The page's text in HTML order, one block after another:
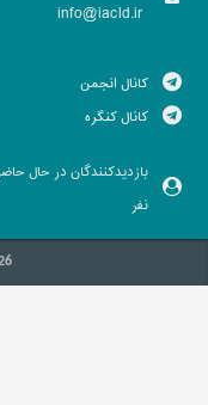
info@iacld.ir
کانال انجمن
کانال کنگره
بازدیدکنندگان در حال
نفر